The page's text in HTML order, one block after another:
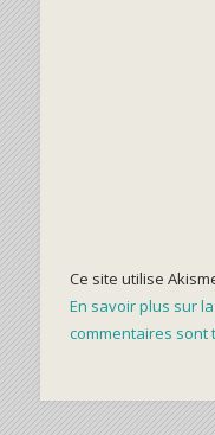
Ce site utilise
En savoir plus sur
commentaires sont